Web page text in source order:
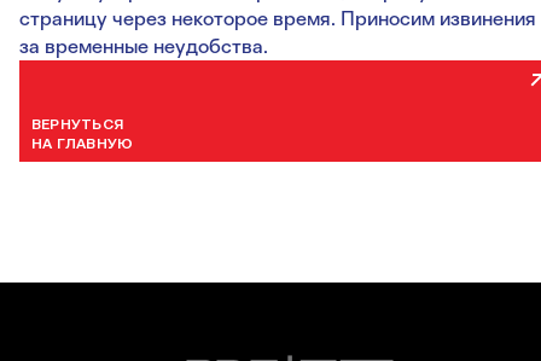
страницу через некоторое время. Приносим извинения
за временные неудобства.
ВЕРНУТЬСЯ
НА ГЛАВНУЮ